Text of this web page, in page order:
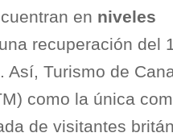
en niveles
recuperación del
Así, Turismo de
como la única
de visitantes